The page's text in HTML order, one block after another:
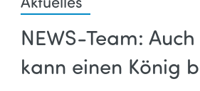
NEWS-Team:
kann einen König